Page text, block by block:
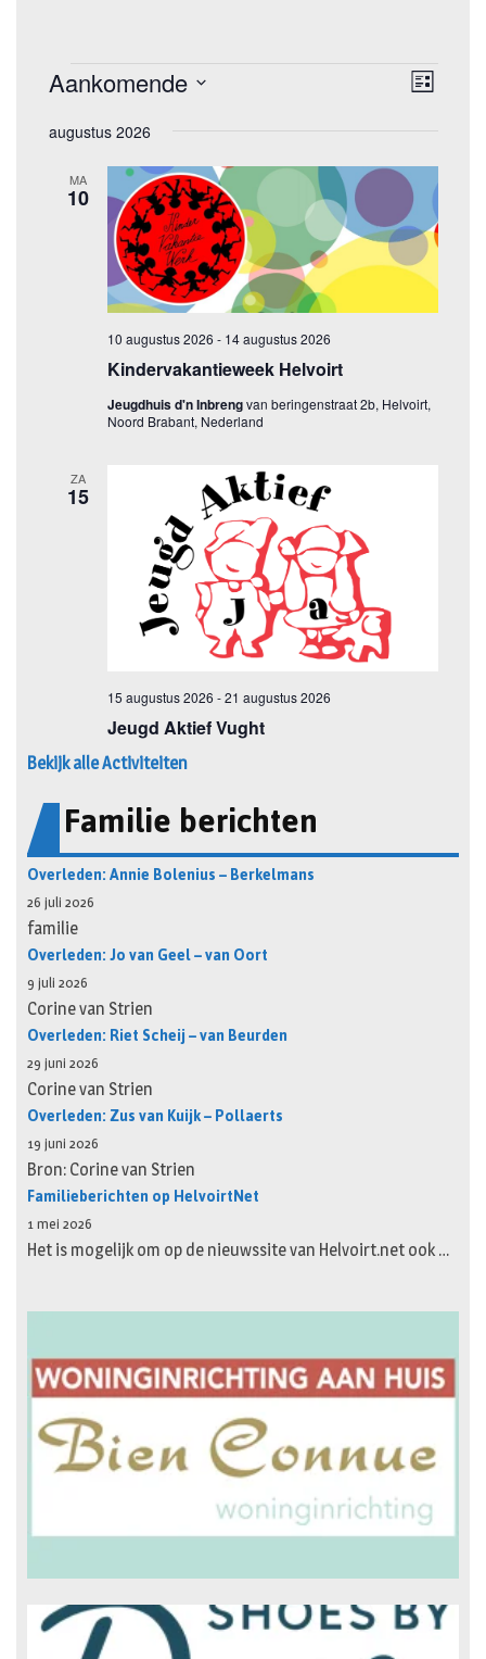
Bekijk alle Activiteiten
Familie berichten
Overleden: Annie Bolenius – Berkelmans
26 juli 2026
familie
Overleden: Jo van Geel – van Oort
9 juli 2026
Corine van Strien
Overleden: Riet Scheij – van Beurden
29 juni 2026
Corine van Strien
Overleden: Zus van Kuijk – Pollaerts
19 juni 2026
Bron: Corine van Strien
Familieberichten op HelvoirtNet
1 mei 2026
Het is mogelijk om op de nieuwssite van Helvoirt.net ook …